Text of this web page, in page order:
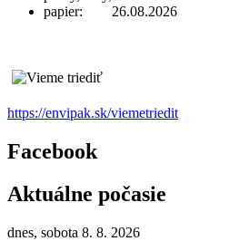
papier: 26.08.2026
https://envipak.sk/viemetriedit
Facebook
Aktuálne počasie
dnes, sobota 8. 8. 2026